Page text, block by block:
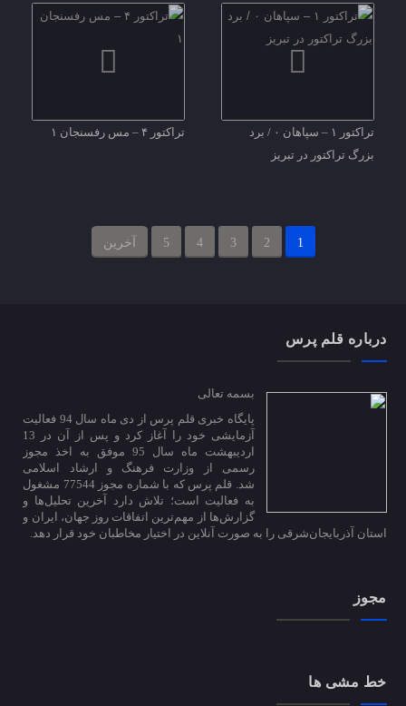
تراکتور ۱ – سپاهان ۰ / برد
بزرگ تراکتور در تبریز
تراکتور ۴ – مس رفسنجان ۱
1
2
3
4
5 آخرین
درباره قلم پرس
بسمه تعالی
پایگاه خبری قلم پرس از دی ماه سال 94 فعالیت
آزمایشی خود را آغاز کرد و پس از آن در 13
اردیبهشت ماه سال 95 موفق به اخذ مجوز
رسمی از وزارت فرهنگ و ارشاد اسلامی
شد. قلم پرس که با شماره مجوز 77544 مشغول
به فعالیت است؛ تلاش دارد آخرین تحلیل‌ها و
گزارش‌ها از مهم‌ترین اتفاقات روز جهان، ایران و
استان آذربایجان‌شرقی را به صورت آنلاین در اختیار مخاطبان خود قرار دهد.
مجوز
خط مشی ها